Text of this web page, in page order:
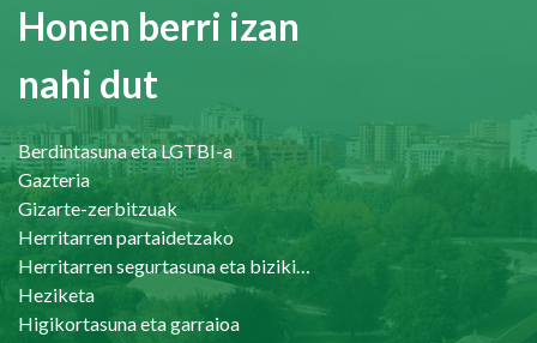
Honen berri izan
nahi dut
Berdintasuna eta LGTBI-a
Gazteria
Gizarte-zerbitzuak
Herritarren partaidetzako
Heziketa
Higikortasuna eta garraioa